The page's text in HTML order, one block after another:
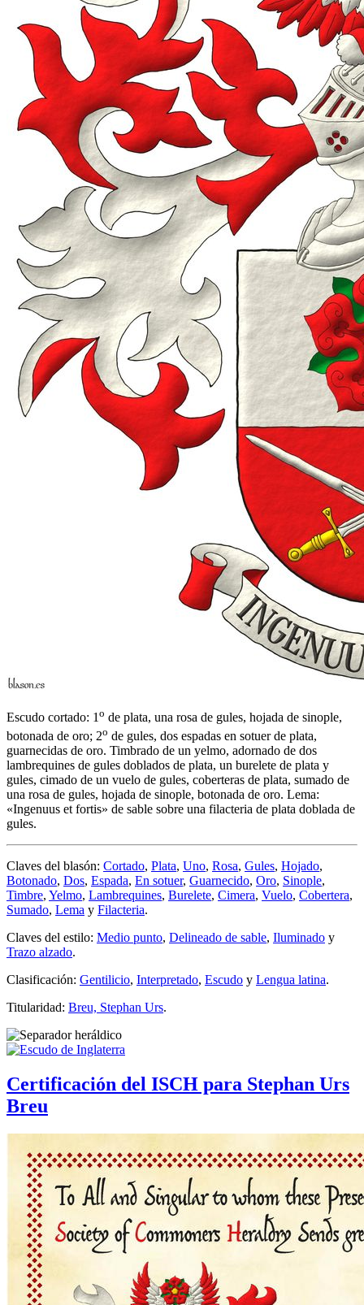
Escudo cortado: 1o de plata, una rosa de gules, hojada de sinople,
botonada de oro; 2o de gules, dos espadas en sotuer de plata,
guarnecidas de oro. Timbrado de un yelmo, adornado de dos
lambrequines de gules doblados de plata, un burelete de plata y
gules, cimado de un vuelo de gules, coberteras de plata, sumado de
una rosa de gules, hojada de sinople, botonada de oro. Lema:
«Ingenuus et fortis» de sable sobre una filacteria de plata doblada de
gules.
Claves del blasón: Cortado, Plata, Uno, Rosa, Gules, Hojado,
Botonado, Dos, Espada, En sotuer, Guarnecido, Oro, Sinople,
Timbre, Yelmo, Lambrequines, Burelete, Cimera, Vuelo, Cobertera,
Sumado, Lema y Filacteria.
Claves del estilo: Medio punto, Delineado de sable, Iluminado y
Trazo alzado.
Clasificación: Gentilicio, Interpretado, Escudo y Lengua latina.
Titularidad: Breu, Stephan Urs.
Certificación del ISCH para Stephan Urs
Breu